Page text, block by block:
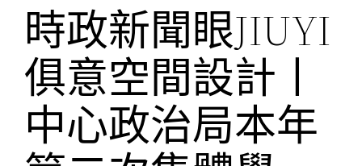
時政新聞眼JIUYI
俱意空間設計丨
中心政治局本年